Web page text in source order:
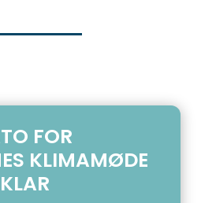
FOR
KLIMAMØDE